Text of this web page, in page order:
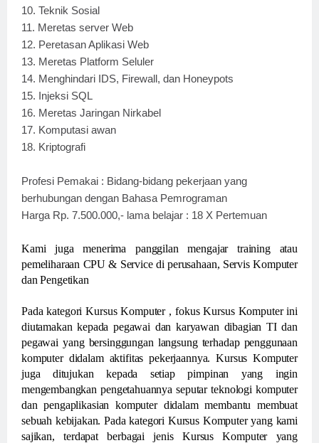
10. Teknik Sosial
11. Meretas server Web
12. Peretasan Aplikasi Web
13. Meretas Platform Seluler
14. Menghindari IDS, Firewall, dan Honeypots
15. Injeksi SQL
16. Meretas Jaringan Nirkabel
17. Komputasi awan
18. Kriptografi
Profesi Pemakai : Bidang-bidang pekerjaan yang
berhubungan dengan Bahasa Pemrograman
Harga Rp. 7.500.000,- lama belajar : 18 X Pertemuan
Kami juga menerima panggilan mengajar training atau
pemeliharaan CPU & Service di perusahaan, Servis Komputer
dan Pengetikan
Pada kategori Kursus Komputer , fokus Kursus Komputer ini
diutamakan kepada pegawai dan karyawan dibagian TI dan
pegawai yang bersinggungan langsung terhadap penggunaan
komputer didalam aktifitas pekerjaannya. Kursus Komputer
juga ditujukan kepada setiap pimpinan yang ingin
mengembangkan pengetahuannya seputar teknologi komputer
dan pengaplikasian komputer didalam membantu membuat
sebuah kebijakan. Pada kategori Kursus Komputer yang kami
sajikan, terdapat berbagai jenis Kursus Komputer yang